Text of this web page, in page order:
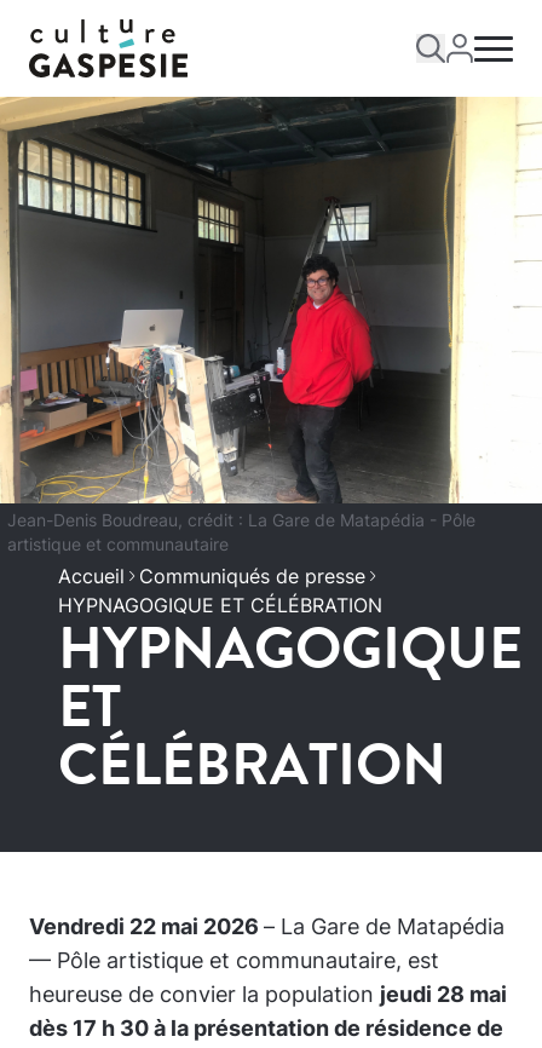
Jean-Denis Boudreau, crédit : La Gare de Matapédia - Pôle
artistique et communautaire
Accueil
Communiqués de presse
HYPNAGOGIQUE ET CÉLÉBRATION
HYPNAGOGIQUE
ET
CÉLÉBRATION
Vendredi 22 mai 2026 – La Gare de Matapédia
— Pôle artistique et communautaire, est
heureuse de convier la population jeudi 28 mai
dès 17 h 30 à la présentation de résidence de